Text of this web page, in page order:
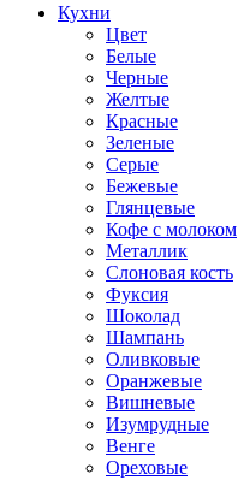
Кухни
Цвет
Белые
Черные
Желтые
Красные
Зеленые
Серые
Бежевые
Глянцевые
Кофе с молоком
Металлик
Слоновая кость
Фуксия
Шоколад
Шампань
Оливковые
Оранжевые
Вишневые
Изумрудные
Венге
Ореховые